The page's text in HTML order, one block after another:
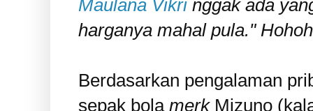
Maulana Vikringgak ada
harganya mahal pula."
Berdasarkan pengalaman
sepak bola merkMizuno